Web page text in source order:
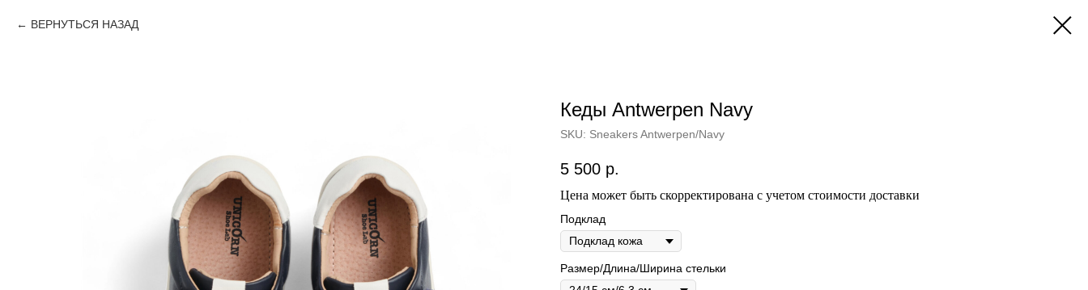
ВЕРНУТЬСЯ НАЗАД
Кеды Antwerpen Navy
SKU: Sneakers Antwerpen/Navy
5 500 р.
Цена может быть скорректирована с учетом стоимости доставки
Подклад
Размер/Длина/Ширина стельки